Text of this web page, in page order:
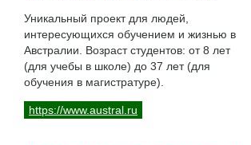
Уникальный проект для людей,
интересующихся обучением и жизнью в
Австралии. Возраст студентов: от 8 лет
(для учебы в школе) до 37 лет (для
обучения в магистратуре).
https://www.austral.ru